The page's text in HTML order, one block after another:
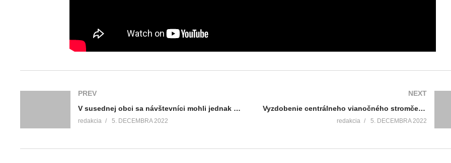
PREV
V susednej obci sa návštevníci mohli jednak nadýchať čarovnej vianočnej atmosféry, no dôležitou súčasťou bolo aj vzájomné prepojenie generácií
redakcia 5. DECEMBRA 2022
NEXT
Vyzdobenie centrálneho vianočného stromčeka, ktorý vyrástol na námestí zverila radnica do najsprávnejších rúk – do rúk malých škôlkárov a školákov
redakcia 5. DECEMBRA 2022